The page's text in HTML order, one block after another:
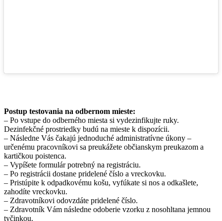
Postup testovania na odbernom mieste:
– Po vstupe do odberného miesta si vydezinfikujte ruky.
Dezinfekčné prostriedky budú na mieste k dispozícii.
– Následne Vás čakajú jednoduché administratívne úkony –
určenému pracovníkovi sa preukážete občianskym preukazom a
kartičkou poistenca.
– Vypíšete formulár potrebný na registráciu.
– Po registrácii dostane pridelené číslo a vreckovku.
– Pristúpite k odpadkovému košu, vyfúkate si nos a odkašlete,
zahodíte vreckovku.
– Zdravotníkovi odovzdáte pridelené číslo.
– Zdravotník Vám následne odoberie vzorku z nosohltana jemnou
tyčinkou.